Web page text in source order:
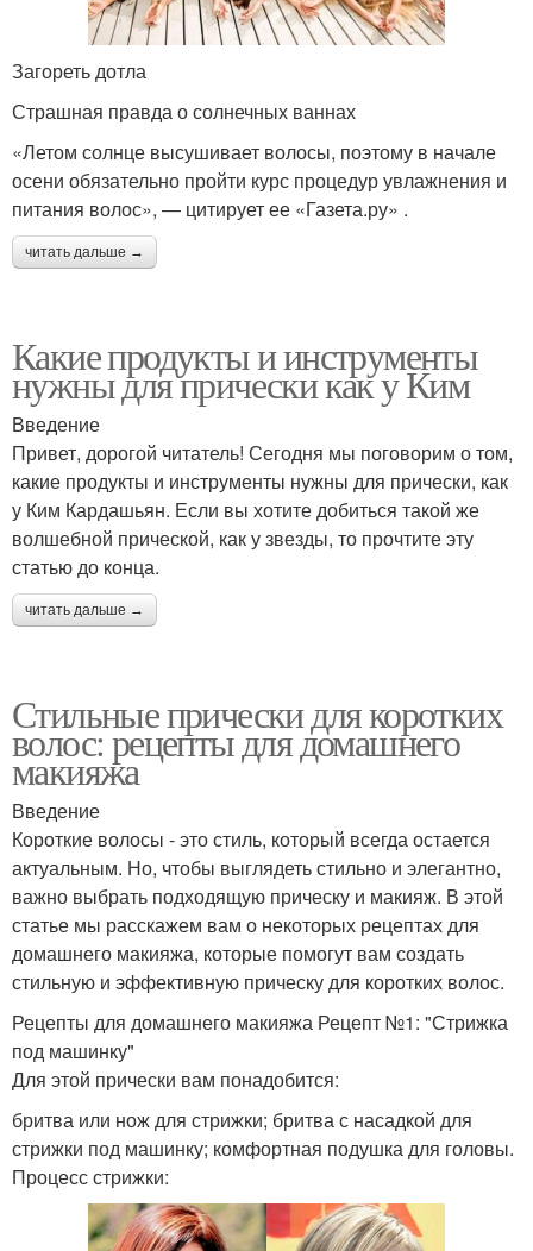
Загореть дотла
Страшная правда о солнечных ваннах
«Летом солнце высушивает волосы, поэтому в начале
осени обязательно пройти курс процедур увлажнения и
питания волос», — цитирует ее «Газета.ру» .
читать дальше →
Какие продукты и инструменты
нужны для прически как у Ким
Введение
Привет, дорогой читатель! Сегодня мы поговорим о том,
какие продукты и инструменты нужны для прически, как
у Ким Кардашьян. Если вы хотите добиться такой же
волшебной прической, как у звезды, то прочтите эту
статью до конца.
читать дальше →
Стильные прически для коротких
волос: рецепты для домашнего
макияжа
Введение
Короткие волосы - это стиль, который всегда остается
актуальным. Но, чтобы выглядеть стильно и элегантно,
важно выбрать подходящую прическу и макияж. В этой
статье мы расскажем вам о некоторых рецептах для
домашнего макияжа, которые помогут вам создать
стильную и эффективную прическу для коротких волос.
Рецепты для домашнего макияжа Рецепт №1: "Стрижка
под машинку"
Для этой прически вам понадобится:
бритва или нож для стрижки; бритва с насадкой для
стрижки под машинку; комфортная подушка для головы.
Процесс стрижки: